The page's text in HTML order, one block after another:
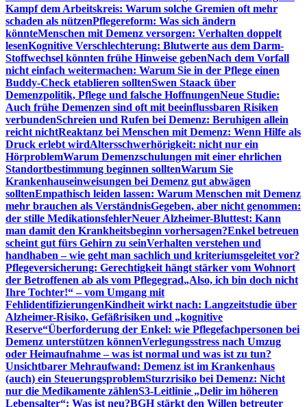
Kampf dem Arbeitskreis: Warum solche Gremien oft mehr
schaden als nützenPflegereform: Was sich ändern
könnteMenschen mit Demenz versorgen: Verhalten doppelt
lesenKognitive Verschlechterung: Blutwerte aus dem Darm-
Stoffwechsel könnten frühe Hinweise gebenNach dem Vorfall
nicht einfach weitermachen: Warum Sie in der Pflege einen
Buddy-Check etablieren solltenSwen Staack über
Demenzpolitik, Pflege und falsche HoffnungenNeue Studie:
Auch frühe Demenzen sind oft mit beeinflussbaren Risiken
verbundenSchreien und Rufen bei Demenz: Beruhigen allein
reicht nichtReaktanz bei Menschen mit Demenz: Wenn Hilfe als
Druck erlebt wirdAltersschwerhörigkeit: nicht nur ein
HörproblemWarum Demenzschulungen mit einer ehrlichen
Standortbestimmung beginnen solltenWarum Sie
Krankenhauseinweisungen bei Demenz gut abwägen
solltenEmpathisch leiden lassen: Warum Menschen mit Demenz
mehr brauchen als VerständnisGegeben, aber nicht genommen:
der stille MedikationsfehlerNeuer Alzheimer-Bluttest: Kann
man damit den Krankheitsbeginn vorhersagen?Enkel betreuen
scheint gut fürs Gehirn zu seinVerhalten verstehen und
handhaben – wie geht man sachlich und kriteriumsgeleitet vor?
Pflegeversicherung: Gerechtigkeit hängt stärker vom Wohnort
der Betroffenen ab als vom Pflegegrad„Also, ich bin doch nicht
Ihre Tochter!“ – vom Umgang mit
FehlidentifizierungenKindheit wirkt nach: Langzeitstudie über
Alzheimer-Risiko, Gefäßrisiken und „kognitive
Reserve“Überforderung der Enkel: wie Pflegefachpersonen bei
Demenz unterstützen könnenVerlegungsstress nach Umzug
oder Heimaufnahme – was ist normal und was ist zu tun?
Unsichtbarer Mehraufwand: Demenz ist im Krankenhaus
(auch) ein SteuerungsproblemSturzrisiko bei Demenz: Nicht
nur die Medikamente zählenS3-Leitlinie „Delir im höheren
Lebensalter“: Was ist neu?BGH stärkt den Willen betreuter